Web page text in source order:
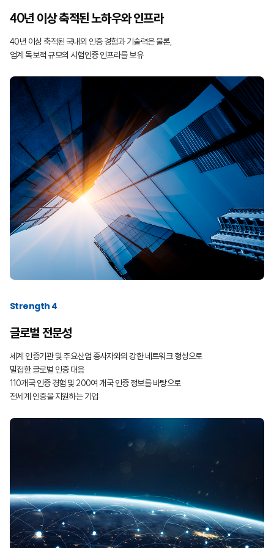
40년 이상 축적된 노하우와 인프라
40년 이상 축적된 국내외 인증 경험과 기술력은 물론,
업계 독보적 규모의 시험인증 인프라를 보유
Strength 4
글로벌 전문성
세계 인증기관 및 주요산업 종사자와의 강한 네트워크 형성으로
밀접한 글로벌 인증 대응
110개국 인증 경험 및 200여 개국 인증 정보를 바탕으로
전세계 인증을 지원하는 기업